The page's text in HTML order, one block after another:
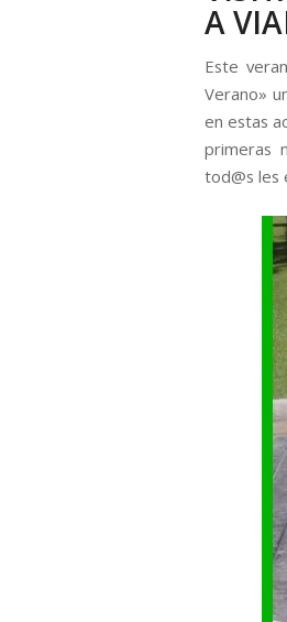
A
Este
Verano»
en estas
primeras
tod@s les